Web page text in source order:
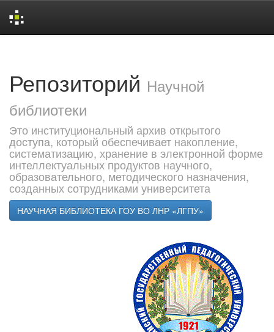
Репозиторий Научной
библиотеки
Это институциональный архив открытого
доступа, который обеспечивает накопление,
систематизацию, хранение в электронной форме
интеллектуальных продуктов научного,
образовательного, методического назначения,
созданных сотрудниками университета
НАУЧНАЯ БИБЛИОТЕКА ГОУ ВО ЛНР «ЛГПУ»